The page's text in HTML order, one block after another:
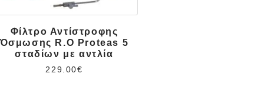
Φίλτρο Αντίστροφης
Όσμωσης R.O Proteas 5
σταδίων με αντλία
229.00€